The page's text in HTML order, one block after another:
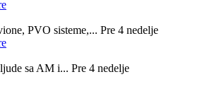
PVO sisteme,... Pre 4 nedelje
sa AM i... Pre 4 nedelje